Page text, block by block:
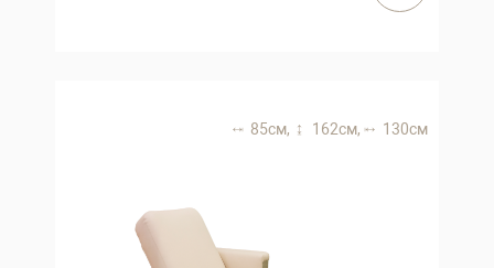
85 см, 162 см, 130 см